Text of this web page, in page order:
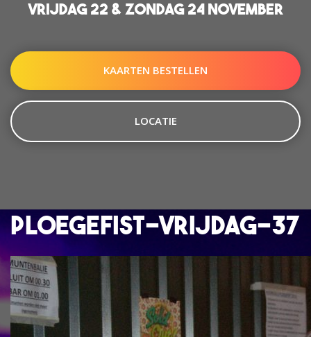
VRIJDAG 22 & ZONDAG 24 NOVEMBER
KAARTEN BESTELLEN
LOCATIE
ploegefist-vrijdag-37